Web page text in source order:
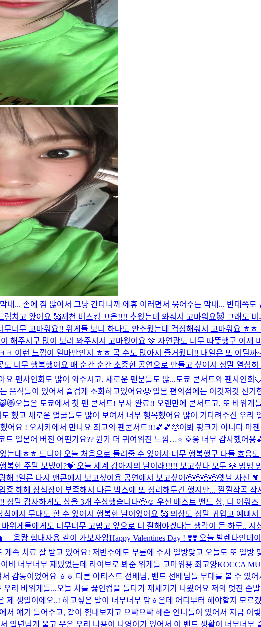
내... 손에 짐 많아서 그냥 간다니까 에휴 이러면서 묶어주는 막내... 반대쪽
럼치고 왔어요 🥰제천 버스킹 끄읕!!!! 추웠는데 와줘서 고마워요😻 그래도
너무 고마워요!! 위게들 보니 하나도 안추웠는데 걱정해줘서 고마워요 ㅎ
해주시구 많이 보러 와주셔서 고마웠어요 💚 자연광도 너무 따뜻했구 어제
이런 느낌이 얼마만인지 ㅎㅎ 곡 수도 많아서 즐거웠더!! 내일은 또 어딜까
너무 행복했어요 매 순간 순간 소중한 공연으로 만들고 싶어서 정말 열심
요 팬사인회도 많이 와주시고, 새로운 팬분들도 많...도쿄 콘서트와 팬사인회
음식들이 있어서 즐겁게 소화하고있어요🤤 일본 편의점에는 이것저것 신
오늘은 도쿄에서 첫 팬 콘서트! 무사 완료!! 오랜만에 콘서트고, 또 바위게
했고 새로운 얼굴들도 많이 보여서 너무 행복했어요 많이 기다려주신 우리
어요 ! 오사카에서 만나요 최고의 팬콘서트!!!💕💕🥺이봐 핑크가 아니다 마
드 일본어 버전 어떤가요?? 뭔가 더 귀여워진 느낌…⭐️ 호응 너무 감사했어용
는데ㅎㅎ 드디어 오늘 처음으로 들려줄 수 있어서 너무 행복했구 다들 호응
복한 주말 보냈어?💝 오늘 세계 강아지의 날이래!!!!! 보고싶다 모두 🐶 멍멍
해 !얼른 다시 팬콘에서 보고싶어용 공연에서 보고싶어🥹🥹🥹🥹옛날 사진
헤헤 장식장이 부족해서 다른 박스에 또 정리해두긴 했지만... 낄낄작곡 작
정말 감사하게도 상을 3개 수상했습니다🥹☺️ 우선 베스트 밴드 상, 디 어워
에서 무대도 할 수 있어서 행복한 날이었어요 🥰 의상도 정말 귀엽고 예뻐
위게들에게도 너무너무 고맙고 앞으로 더 잘해야겠다는 생각이 든 하루..
움뫙 힘내자용 같이 가보자앙Happy Valentines Day ! ❣️❣️ 오늘 발렌타인데
속 치료 잘 받고 있어요! 저번주에도 무릎에 주사 열방맞고 오늘도 또 열방
비 너무너무 재밌었는데 라이브로 봐준 위게들 고마워용 최고양KOCCA
감동이었어요 ㅎㅎ 다른 아티스트 선배님, 밴드 선배님들 무대를 볼 수 있
우리 바위게들...오늘 차를 끓인컵을 들다가 재채기가 나왔어요 저의 멋진 순
제 생일이에오..! 하고싶은 말이 너무너무 맘ㅎ은데 어디부터 해야할지 모
얘기 들어주고, 같이 힘내보자고 으쌰으쌰 해준 언니들이 있어서 지금 이
일년넘게 울고 웃은 우리 나용이 나영이가 있어서 이 밴드 생활이 너무너무